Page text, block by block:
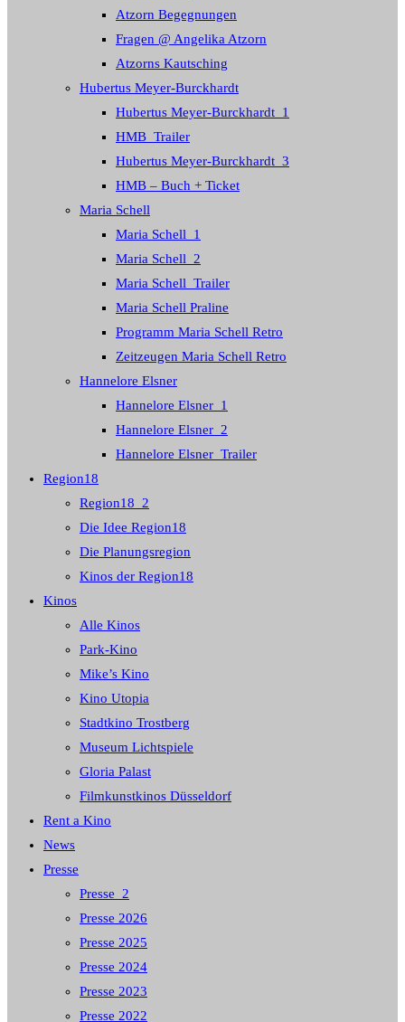
Atzorn Begegnungen
Fragen @ Angelika Atzorn
Atzorns Kautsching
Hubertus Meyer-Burckhardt
Hubertus Meyer-Burckhardt_1
HMB_Trailer
Hubertus Meyer-Burckhardt_3
HMB – Buch + Ticket
Maria Schell
Maria Schell_1
Maria Schell_2
Maria Schell_Trailer
Maria Schell Praline
Programm Maria Schell Retro
Zeitzeugen Maria Schell Retro
Hannelore Elsner
Hannelore Elsner_1
Hannelore Elsner_2
Hannelore Elsner_Trailer
Region18
Region18_2
Die Idee Region18
Die Planungsregion
Kinos der Region18
Kinos
Alle Kinos
Park-Kino
Mike’s Kino
Kino Utopia
Stadtkino Trostberg
Museum Lichtspiele
Gloria Palast
Filmkunstkinos Düsseldorf
Rent a Kino
News
Presse
Presse_2
Presse 2026
Presse 2025
Presse 2024
Presse 2023
Presse 2022